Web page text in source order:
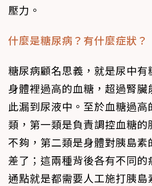
壓力。
什麼是糖尿病？有什麼症狀？
糖尿病顧名思義，就是尿中有
身體裡過高的血糖，超過腎臟
此漏到尿液中。至於血糖過高
類，第一類是負責調控血糖的
不夠，第二類是身體對胰島素
差了；這兩種背後各有不同的
通點就是都需要人工施打胰島